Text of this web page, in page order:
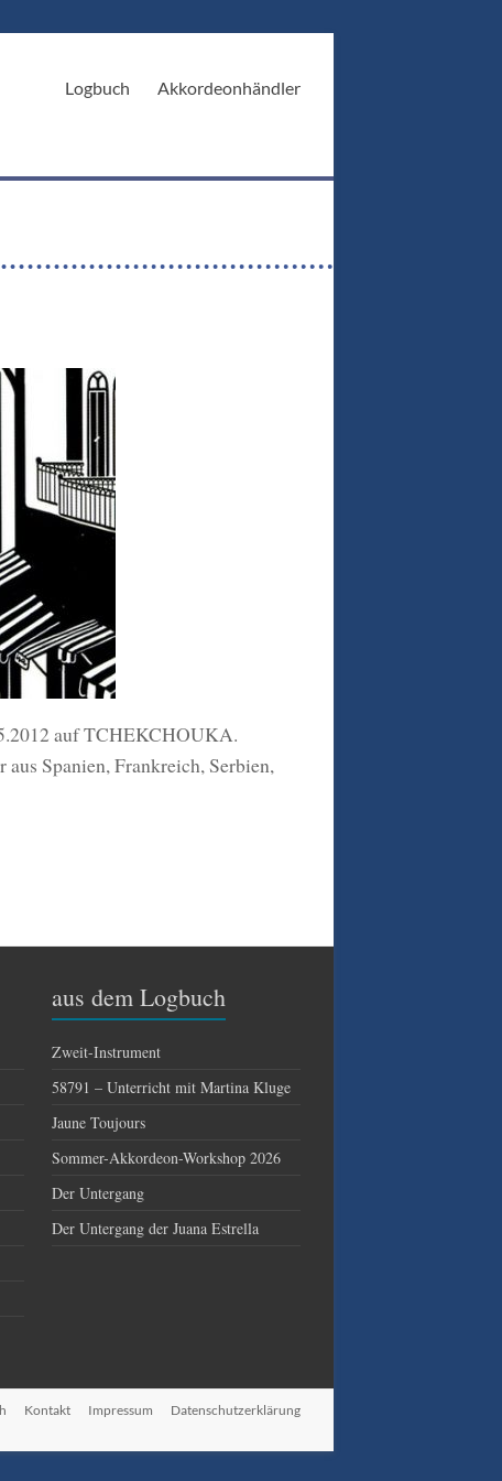
Logbuch Akkordeonhändler
auf TCHEKCHOUKA.
Spanien, Frankreich, Serbien,
aus dem Logbuch
Zweit-Instrument
58791 – Unterricht mit Martina Kluge
Jaune Toujours
Sommer-Akkordeon-Workshop 2026
Der Untergang
Der Untergang der Juana Estrella
Kontakt Impressum Datenschutzerklärung